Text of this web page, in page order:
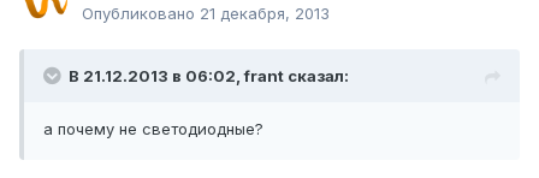
Опубликовано 21 декабря, 2013
В 21.12.2013 в 06:02, frant сказал:
а почему не светодиодные?